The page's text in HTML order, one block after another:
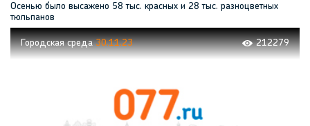
Осенью было высажено 58 тыс. красных и 28 тыс. разноцветных
тюльпанов
Городская среда30.11.23 212279